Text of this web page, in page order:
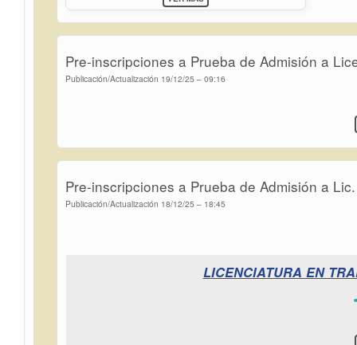
BEDELÍA
CURSOS
Pre-inscripciones a Prueba de Admisión a
Publicación/Actualización 19/12/25 – 09:16
Pre-inscripciones a Prueba de Admisión a
Publicación/Actualización 18/12/25 – 18:45
LICENCIATURA EN